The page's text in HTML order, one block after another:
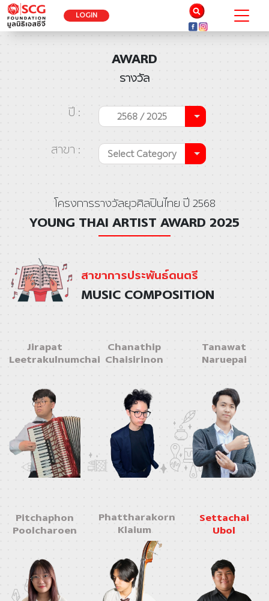
LOGIN
AWARD
รางวัล
ปี : 2568 / 2025
สาขา : Select Category
โครงการรางวัลยุวศิลปินไทย ปี 2568
YOUNG THAI ARTIST AWARD 2025
สาขาการประพันธ์ดนตรี
MUSIC COMPOSITION
Jirapat
Leetrakulnumchai
Chanathip
Chaisirinon
Tanawat
Naruepai
Pitchaphon
Poolcharoen
Phattharakorn
Klaium
Settachai
Ubol